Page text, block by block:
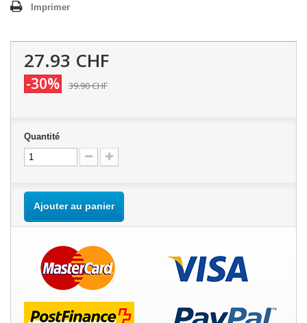
Imprimer
27.93 CHF
-30% 39.90 CHF
Quantité
Ajouter au panier